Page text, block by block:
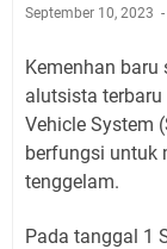
September 10, 2023
Kemenhan
alutsista terbaru
Vehicle System
berfungsi untuk
tenggelam.
Pada tanggal 1